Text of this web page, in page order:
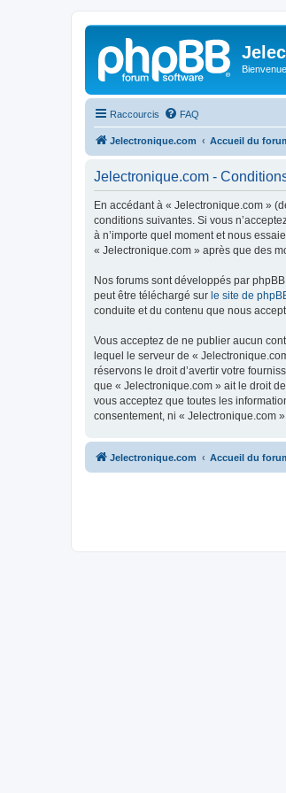
Raccourcis FAQ
Jelectronique.com Accueil du
Jelectronique.com -
En accédant à « Jelectronique.com »
conditions suivantes. Si vous
à n’importe quel moment et nous
« Jelectronique.com » après que des
Nos forums sont développés par
peut être téléchargé sur le site de
conduite et du contenu que nous
Vous acceptez de ne publier aucun
lequel le serveur de «
réservons le droit d’avertir votre
que « Jelectronique.com » ait le droit
vous acceptez que toutes les
consentement, ni « Jelectronique.com
Jelectronique.com Accueil du